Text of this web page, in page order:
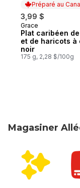
Préparé au
3,99 $
Préparé au
Grace
Plat caribéen
et de haricots à
noir
175 g, 2,28 $/100g
Magasiner